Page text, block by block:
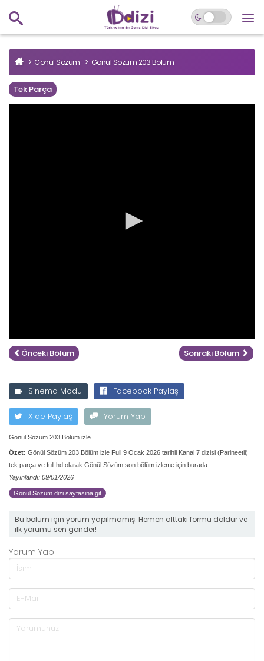
Gönül Sözüm Gönül Sözüm 203.Bölüm
Tek Parça
Önceki Bölüm Sonraki Bölüm
Sinema Modu Facebook Paylaş
X'de Paylaş Yorum Yap
Gönül Sözüm 203.Bölüm izle
Özet: Gönül Sözüm 203.Bölüm izle Full 9 Ocak 2026 tarihli Kanal 7 dizisi (Parineetii)
tek parça ve full hd olarak Gönül Sözüm son bölüm izleme için burada.
Yayınlandı: 09/01/2026
Gönül Sözüm dizi sayfasina git
Bu bölüm için yorum yapılmamış. Hemen alttaki formu doldur ve
ilk yorumu sen gönder!
Yorum Yap